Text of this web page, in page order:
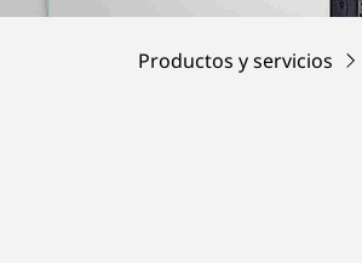
Productos y servicios